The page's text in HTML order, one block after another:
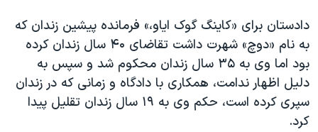
ویدیوها
فرهنگ و زندگی
حقوق شهروندی
اقتصادی
علم و فناوری
بایگانی برنامه‌های تلویزیونی
مستندها
انتخابات ریاست جمهوری آمریکا ۲۰۲۴
حمله جمهوری اسلامی به اسرائیل
رمز مهسا
دنبال کنید
دادستان برای «کاينگ گوک اياو،» فرمانده پيشين زندان که
به نام «دوچ» شهرت داشت تقاضای ۴۰ سال زندان کرده
بود اما وی به ۳۵ سال زندان محکوم شد و سپس به
دليل اظهار ندامت، همکاری با دادگاه و زمانی که در زندان
سپری کرده است، حکم وی به ۱۹ سال زندان تقليل پيدا
کرد.